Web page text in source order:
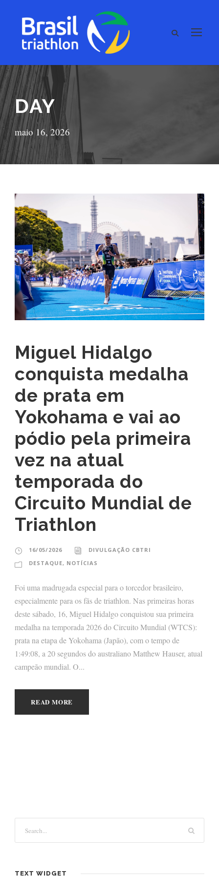
DAY
maio 16, 2026
Miguel Hidalgo
conquista medalha
de prata em
Yokohama e vai ao
pódio pela primeira
vez na atual
temporada do
Circuito Mundial de
Triathlon
16/05/2026
DIVULGAÇÃO CBTRI
DESTAQUE, NOTÍCIAS
Foi uma madrugada especial para o torcedor brasileiro,
especialmente para os fãs de triathlon. Nas primeiras horas
deste sábado, 16, Miguel Hidalgo conquistou sua primeira
medalha na temporada 2026 do Circuito Mundial (WTCS):
prata na etapa de Yokohama (Japão), com o tempo de
1:49:08, a 20 segundos do australiano Matthew Hauser, atual
campeão mundial. O...
READ MORE
TEXT WIDGET